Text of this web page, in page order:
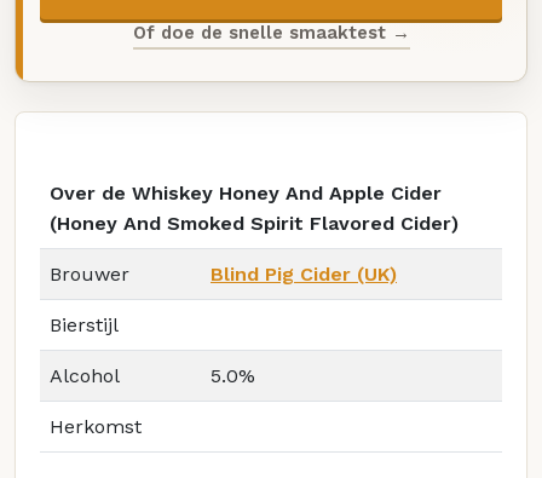
Of doe de snelle smaaktest →
Over de Whiskey Honey And Apple Cider
(Honey And Smoked Spirit Flavored Cider)
Brouwer Blind Pig Cider (UK)
Bierstijl
Alcohol 5.0%
Herkomst